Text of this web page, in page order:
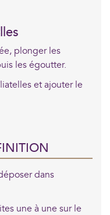
plonger les
les égoutter.
et ajouter le
dans
une à une sur le